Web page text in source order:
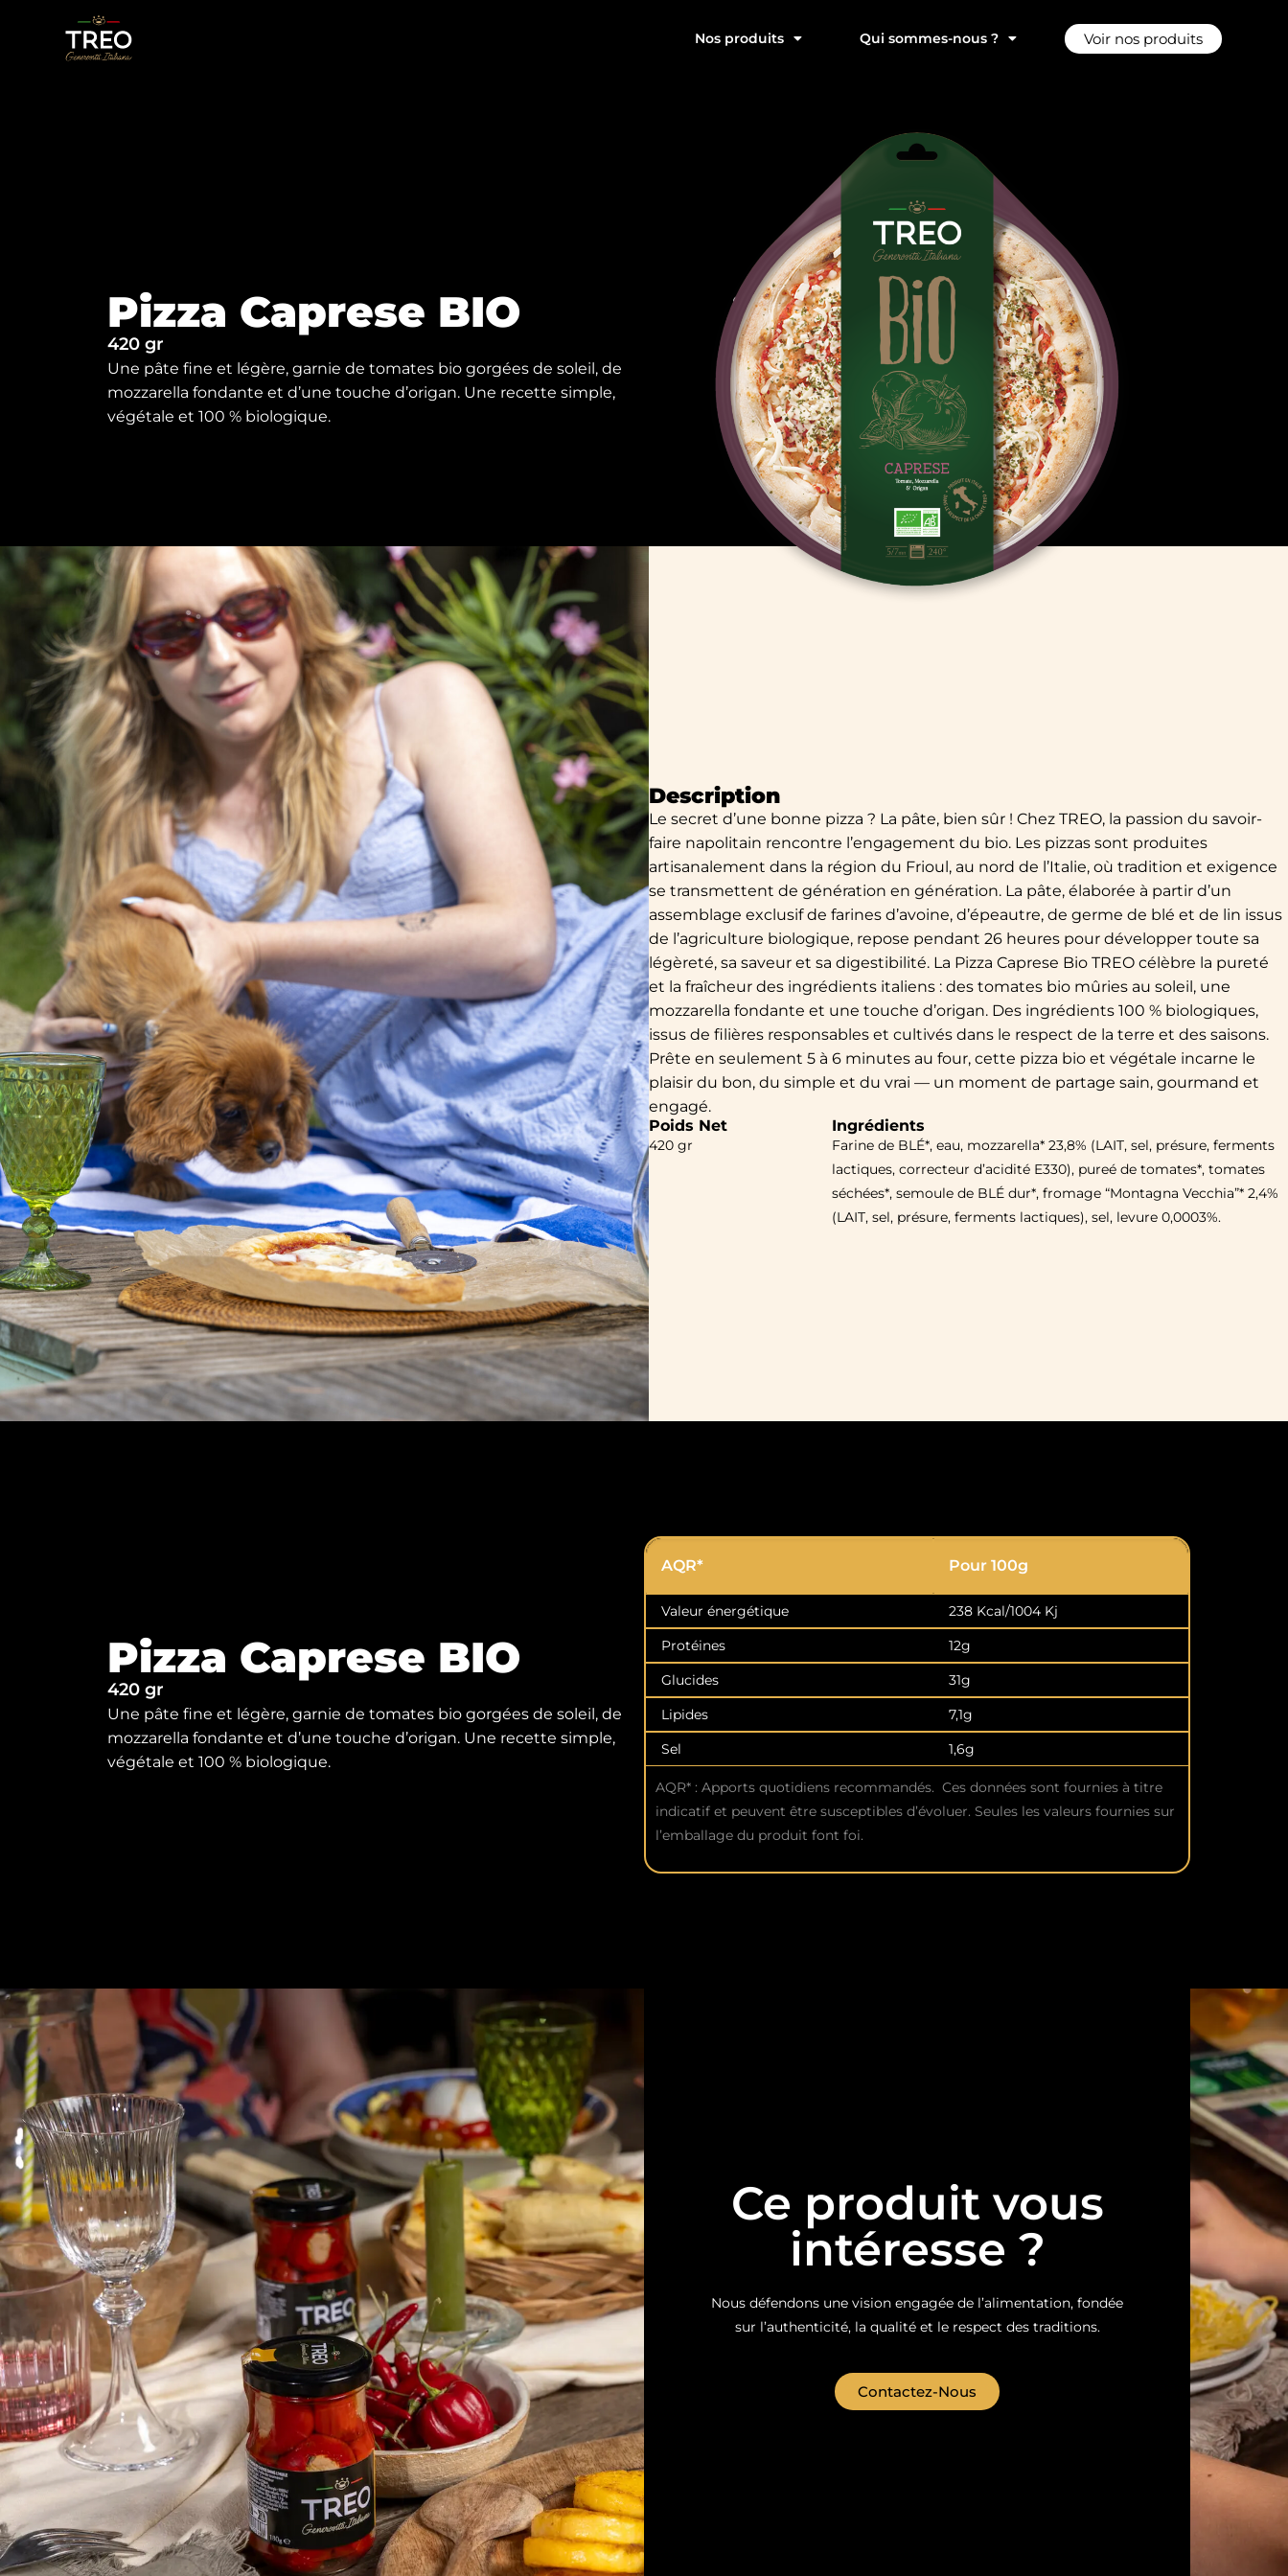
Nos produits Qui sommes-nous ? Voir nos produits
Pizza Caprese BIO
420 gr
Une pâte fine et légère, garnie de tomates bio gorgées de soleil, de
mozzarella fondante et d’une touche d’origan. Une recette simple,
végétale et 100 % biologique.
Description
Le secret d’une bonne pizza ? La pâte, bien sûr ! Chez TREO, la passion du savoir-
faire napolitain rencontre l’engagement du bio. Les pizzas sont produites
artisanalement dans la région du Frioul, au nord de l’Italie, où tradition et exigence
se transmettent de génération en génération. La pâte, élaborée à partir d’un
assemblage exclusif de farines d’avoine, d’épeautre, de germe de blé et de lin issus
de l’agriculture biologique, repose pendant 26 heures pour développer toute sa
légèreté, sa saveur et sa digestibilité. La Pizza Caprese Bio TREO célèbre la pureté
et la fraîcheur des ingrédients italiens : des tomates bio mûries au soleil, une
mozzarella fondante et une touche d’origan. Des ingrédients 100 % biologiques,
issus de filières responsables et cultivés dans le respect de la terre et des saisons.
Prête en seulement 5 à 6 minutes au four, cette pizza bio et végétale incarne le
plaisir du bon, du simple et du vrai — un moment de partage sain, gourmand et
engagé.
Poids Net
420 gr
Ingrédients
Farine de BLÉ*, eau, mozzarella* 23,8% (LAIT, sel, présure, ferments
lactiques, correcteur d’acidité E330), pureé de tomates*, tomates
séchées*, semoule de BLÉ dur*, fromage “Montagna Vecchia”* 2,4%
(LAIT, sel, présure, ferments lactiques), sel, levure 0,0003%.
Pizza Caprese BIO
420 gr
Une pâte fine et légère, garnie de tomates bio gorgées de soleil, de
mozzarella fondante et d’une touche d’origan. Une recette simple,
végétale et 100 % biologique.
AQR* Pour 100g
Valeur énergétique
238 Kcal/1004 Kj
Protéines
12g
Glucides
31g
Lipides
7,1g
Sel
1,6g
AQR* : Apports quotidiens recommandés. Ces données sont fournies à titre
indicatif et peuvent être susceptibles d’évoluer. Seules les valeurs fournies sur
l’emballage du produit font foi.
Ce produit vous
intéresse ?
Nous défendons une vision engagée de l’alimentation, fondée
sur l’authenticité, la qualité et le respect des traditions.
Contactez-Nous